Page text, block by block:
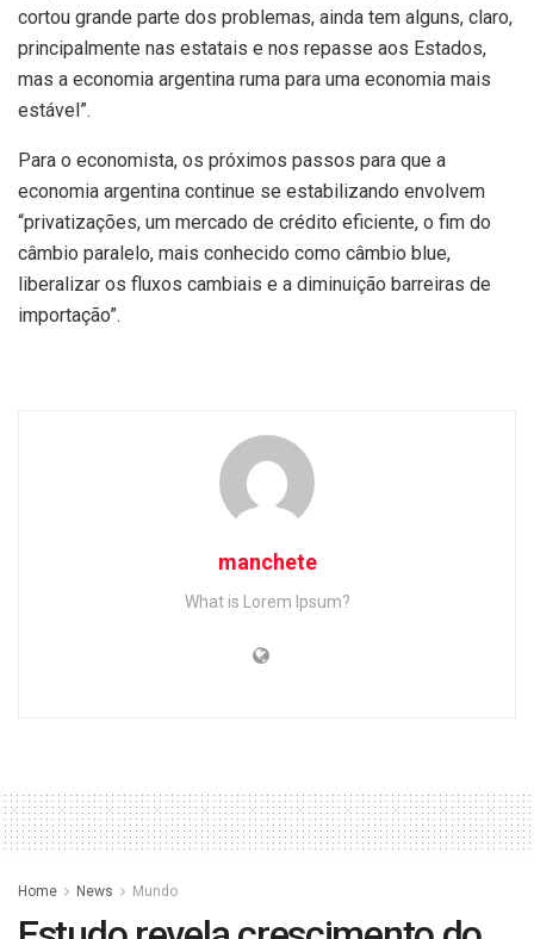
cortou grande parte dos problemas, ainda tem alguns, claro,
principalmente nas estatais e nos repasse aos Estados,
mas a economia argentina ruma para uma economia mais
estável”.
Para o economista, os próximos passos para que a
economia argentina continue se estabilizando envolvem
“privatizações, um mercado de crédito eficiente, o fim do
câmbio paralelo, mais conhecido como câmbio blue,
liberalizar os fluxos cambiais e a diminuição barreiras de
importação”.
manchete
What is Lorem Ipsum?
Home News Mundo